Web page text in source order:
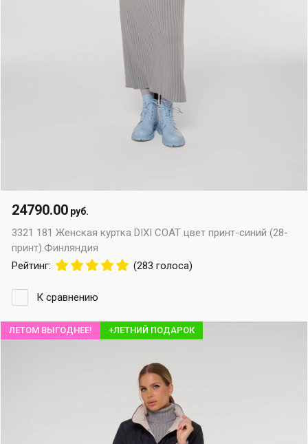
3321 181 Женская куртка DIXI COAT цвет принт-синий (28-
принт).Финляндия
Рейтинг:
(283 голоса)
24790.00 руб.
К сравнению
ЛЕТОМ ВЫГОДНЕЕ! +ЛЕТНИЙ ПОДАРОК